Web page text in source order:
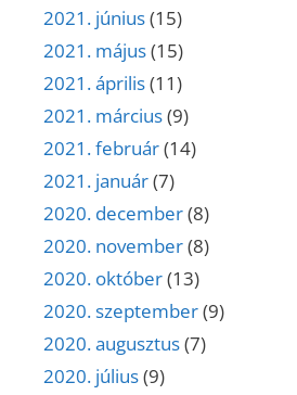
2021. június(15)
2021. május(15)
2021. április(11)
2021. március(9)
2021. február(14)
2021. január(7)
2020. december(8)
2020. november(8)
2020. október(13)
2020. szeptember(9)
2020. augusztus(7)
2020. július(9)